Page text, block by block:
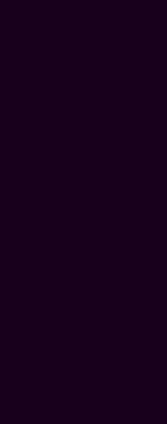
eine
Beratung
Aspekte
dabei
Anamnese
und
Dabei
Kiefers,
kompletten
auch bei der